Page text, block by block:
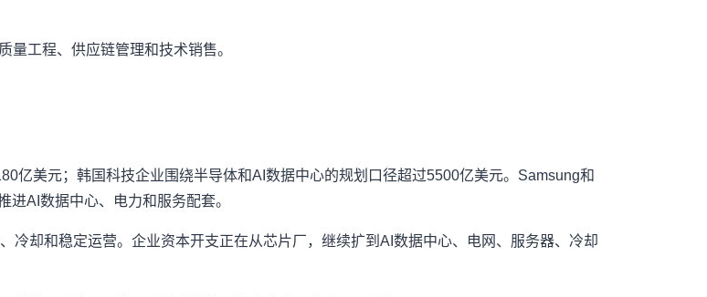
量工程、供应链管理和技术销售。
亿美元；韩国科技企业围绕半导体和AI数据中心的规划口径超过5500亿美元。Samsung和
AI数据中心、电力和服务配套。
冷却和稳定运营。企业资本开支正在从芯片厂，继续扩到AI数据中心、电网、服务器、冷却